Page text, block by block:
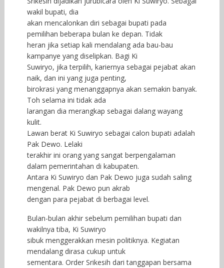
wakil bupati, dia
akan mencalonkan diri sebagai bupati pada
pemilihan beberapa bulan ke depan. Tidak
heran jika setiap kali mendalang ada bau-bau
kampanye yang diselipkan. Bagi Ki
Suwiryo, jika terpilih, kariernya sebagai pejabat akan
naik, dan ini yang juga penting,
birokrasi yang menanggapnya akan semakin banyak.
Toh selama ini tidak ada
larangan dia merangkap sebagai dalang wayang
kulit.
Lawan berat Ki Suwiryo sebagai calon bupati adalah
Pak Dewo. Lelaki
terakhir ini orang yang sangat berpengalaman
dalam pemerintahan di kabupaten.
Antara Ki Suwiryo dan Pak Dewo juga sudah saling
mengenal. Pak Dewo pun akrab
dengan para pejabat di berbagai level.
Bulan-bulan akhir sebelum pemilihan bupati dan
wakilnya tiba, Ki Suwiryo
sibuk menggerakkan mesin politiknya. Kegiatan
mendalang dirasa cukup untuk
sementara. Order Srikesih dari tanggapan bersama